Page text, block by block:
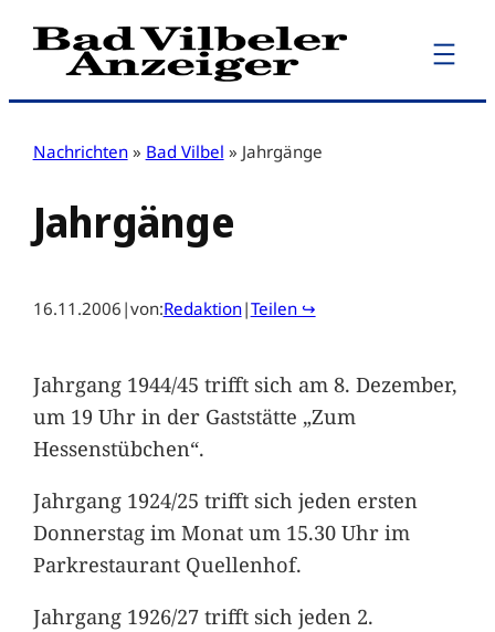
Zum
Inhalt
Nachrichten » Bad Vilbel » Jahrgänge
Jahrgänge
16.11.2006 |von:Redaktion|Teilen ↪
Jahrgang 1944/45 trifft sich am 8. Dezember,
um 19 Uhr in der Gaststätte „Zum
Hessenstübchen“.
Jahrgang 1924/25 trifft sich jeden ersten
Donnerstag im Monat um 15.30 Uhr im
Parkrestaurant Quellenhof.
Jahrgang 1926/27 trifft sich jeden 2.